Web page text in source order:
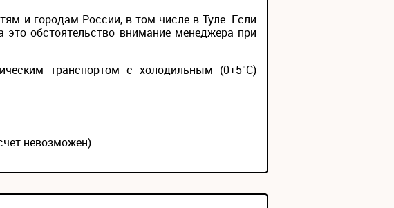
и городам России, в том числе в Туле. Если
обстоятельство внимание менеджера при
транспортом с холодильным (0+5°С)
невозможен)